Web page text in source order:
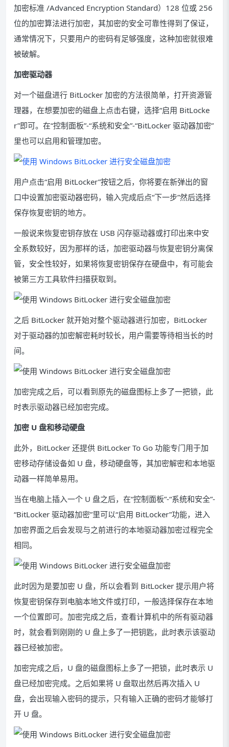
加密标准 /Advanced Encryption Standard）128 位或 256
位的加密算法进行加密，其加密的安全可靠性得到了保证，
通常情况下，只要用户的密码有足够强度，这种加密就很难
被破解。
加密驱动器
对一个磁盘进行 BitLocker 加密的方法很简单，打开资源管
理器，在想要加密的磁盘上点击右键，选择“启用 BitLocke
r”即可。在“控制面板”-“系统和安全”-“BitLocker 驱动器加密”
里也可以启用和管理加密。
用户点击“启用 BitLocker”按钮之后，你将要在新弹出的窗
口中设置加密驱动器密码，输入完成后点“下一步”然后选择
保存恢复密钥的地方。
一般说来恢复密钥存放在 USB 闪存驱动器或打印出来中安
全系数较好，因为那样的话，加密驱动器与恢复密钥分离保
管，安全性较好，如果将恢复密钥保存在硬盘中，有可能会
被第三方工具软件扫描获取到。
之后 BitLocker 就开始对整个驱动器进行加密，BitLocker
对于驱动器的加密解密耗时较长，用户需要等待相当长的时
间。
加密完成之后，可以看到原先的磁盘图标上多了一把锁，此
时表示驱动器已经加密完成。
加密 U 盘和移动硬盘
此外，BitLocker 还提供 BitLocker To Go 功能专门用于加
密移动存储设备如 U 盘，移动硬盘等，其加密解密和本地驱
动器一样简单易用。
当在电脑上插入一个 U 盘之后，在“控制面板”-“系统和安全”-
“BitLocker 驱动器加密”里可以“启用 BitLocker”功能，进入
加密界面之后会发现与之前进行的本地驱动器加密过程完全
相同。
此时因为是要加密 U 盘，所以会看到 BitLocker 提示用户将
恢复密钥保存到电脑本地文件或打印，一般选择保存在本地
一个位置即可。加密完成之后，查看计算机中的所有驱动器
时，就会看到刚刚的 U 盘上多了一把钥匙，此时表示该驱动
器已经被加密。
加密完成之后，U 盘的磁盘图标上多了一把锁，此时表示 U
盘已经加密完成。之后如果将 U 盘取出然后再次插入 U
盘，会出现输入密码的提示，只有输入正确的密码才能够打
开 U 盘。